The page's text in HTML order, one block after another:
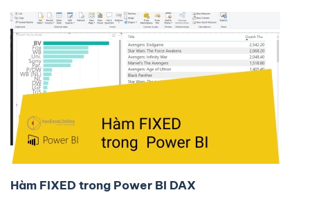
Hàm FIXED trong Power BI DAX